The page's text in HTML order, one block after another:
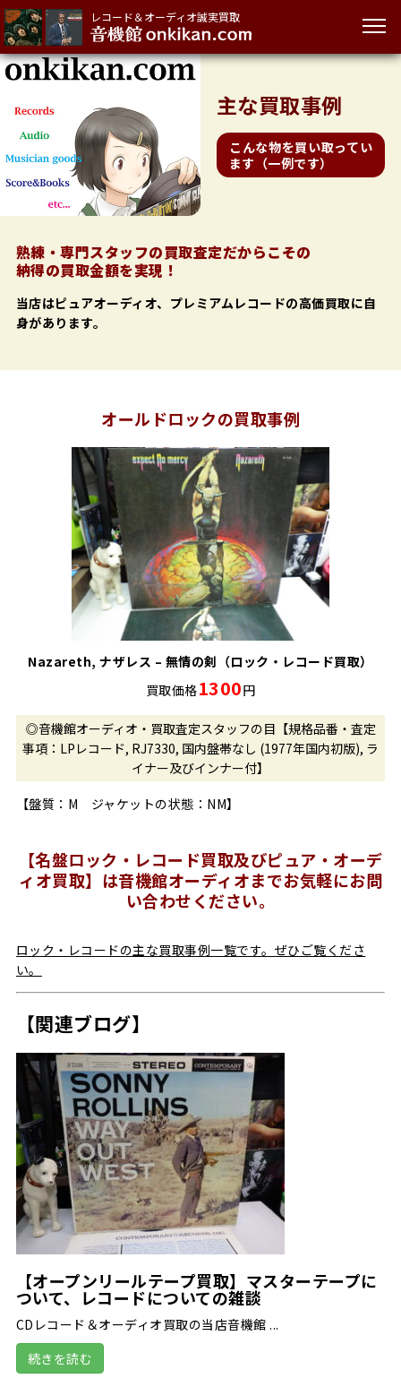
レコード＆オーディオ誠実買取
主な買取事例
こんな物を買い取ってい
ます（一例です）
熟練・専門スタッフの買取査定だからこその
納得の買取金額を実現！
当店はピュアオーディオ、プレミアムレコードの高価買取に自
身があります。
オールドロックの買取事例
Nazareth, ナザレス – 無情の剣（ロック・レコード買取）
買取価格1300円
◎音機館オーディオ・買取査定スタッフの目【規格品番・査定
事項：LPレコード, RJ7330, 国内盤帯なし (1977年国内初版), ラ
イナー及びインナー付】
【盤質：M ジャケットの状態：NM】
【名盤ロック・レコード買取及びピュア・オーデ
ィオ買取】は音機館オーディオまでお気軽にお問
い合わせください。
ロック・レコードの主な買取事例一覧です。ぜひご覧くださ
い。
【関連ブログ】
【オープンリールテープ買取】マスターテープに
ついて、レコードについての雑談
CDレコード＆オーディオ買取の当店音機館 ...
続きを読む